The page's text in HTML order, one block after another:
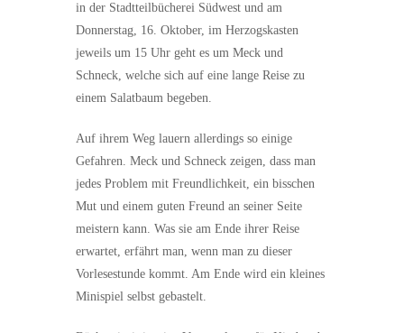
in der Stadtteilbücherei Südwest und am
Donnerstag, 16. Oktober, im Herzogskasten
jeweils um 15 Uhr geht es um Meck und
Schneck, welche sich auf eine lange Reise zu
einem Salatbaum begeben.
Auf ihrem Weg lauern allerdings so einige
Gefahren. Meck und Schneck zeigen, dass man
jedes Problem mit Freundlichkeit, ein bisschen
Mut und einem guten Freund an seiner Seite
meistern kann. Was sie am Ende ihrer Reise
erwartet, erfährt man, wenn man zu dieser
Vorlesestunde kommt. Am Ende wird ein kleines
Minispiel selbst gebastelt.